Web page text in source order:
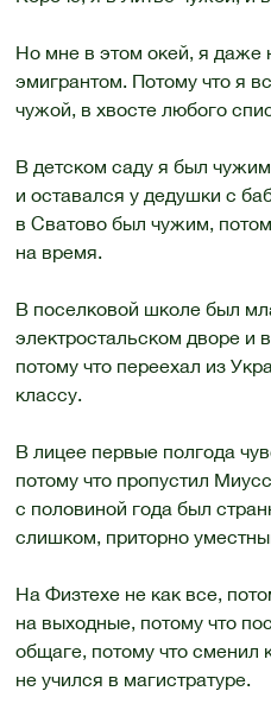
Но мне в этом окей, я даже
эмигрантом. Потому что я
чужой, в хвосте любого
В детском саду я был
и оставался у дедушки с
в Сватово был чужим,
на время.
В поселковой школе был
электростальском дворе и
потому что переехал из
классу.
В лицее первые полгода
потому что пропустил
с половиной года был
слишком, приторно
На Физтехе не как все,
на выходные, потому что
общаге, потому что сменил
не учился в магистратуре.